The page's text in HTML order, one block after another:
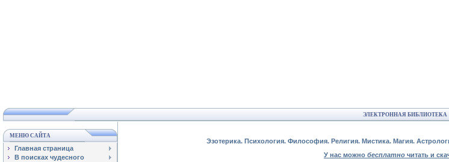
ЭЛЕКТРОННАЯ БИБЛИОТЕКА
МЕНЮ САЙТА
Главная страница
В поисках чудесного
Эзотерика. Психология. Философия. Религия. Мистика. Магия.
У нас можно бесплатно читать и